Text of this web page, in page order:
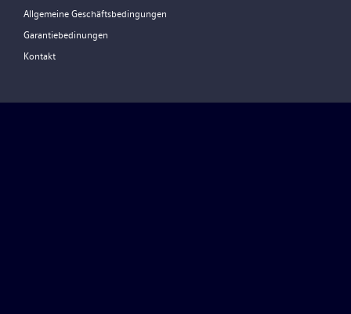
Allgemeine Geschäftsbedingungen
Garantiebedinungen
Kontakt